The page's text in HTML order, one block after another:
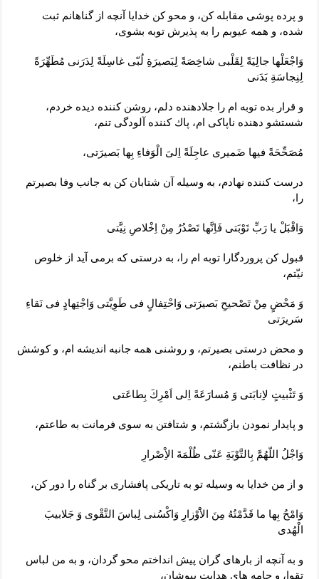
و پرده‏ پوشى‏ مقابله كن، و محو كن خدايا آنچه از گناهانم ثبت
شده، و همه عيوبم را به پذيرش توبه بشوى،
وَاجْعَلْها جالِيَةً لِقَلْبى شاخِصَةً لِبَصيرَةِ لُبّى غاسِلَةً لِدَرَنى مُطَهِّرَةً
لِنِجاسَةِ بَدَنى
و قرار بده توبه‏ ام‏ را جلادهنده دلم، روشن‏ كننده ديده خردم،
شستشو دهنده ناپاكى‏ ام، پاك كننده آلودگى تنم،
مُصَحِّحَةً فيها ضَميرى عاجِلَةً اِلىَ الْوَفاءِ بِها بَصيرَتى،
درست كننده‏ نهادم، به وسيله آن شتابان كن به جانب وفا بصيرتم
را،
وَاقْبَلْ يا رَبِّ تَوْبَتى فَاِنَّها تَصْدُرُ مِنْ اِخْلاصِ نِيَّتى
قبول كن پروردگارا توبه ‏ام را، به درستى كه برمى ‏آيد از خلوص
نيّتم،
وَ مَحْضٍ مِنْ تَصْحيحِ بَصيرَتى وَاحْتِفالٍ فى طَوِيَّتى وَاجْتِهادٍ فى نَقاءِ
سَريرَتى
و محض درستى بصيرتم، و روشنى همه‏ جانبه انديشه‏ ام، و كوشش
در نظافت‏ باطنم،
وَ تَثْبيتٍ لاِِنابَتى وَ مُسارَعَةً اِلى اَمْرِكَ بِطاعَتى
و پايدار نمودن بازگشتم، و شتافتن به سوى فرمانت به طاعتم،
وَاجْلُ اللّهُمَّ بِالتَّوْبَةِ عَنّى ظُلْمَةَ الاِْصْرارِ
و از من خدايا به وسيله تو به تاريكى‏ پافشارى بر گناه را دور كن،
وَامْحُ بِها ما قَدَّمْتُهُ مِنَ الاَْوْزارِ وَاكْسُنى لِباسَ التَّقْوى وَ جَلابيبَ
الْهُدى
و به آنچه از بارهاى گران پيش انداختم محو گردان، و به من لباس
تقوا، و جامه‏ هاى هدايت‏ بپوشان،